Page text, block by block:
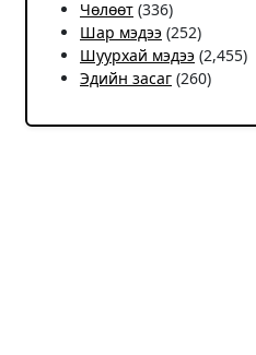
Чѳлѳѳт (336)
Шар мэдээ (252)
Шуурхай мэдээ (2,455)
Эдийн засаг (260)